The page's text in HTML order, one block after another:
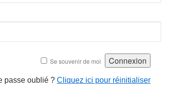
Se souvenir de moi
passe oublié ? Cliquez ici pour réinitialiser